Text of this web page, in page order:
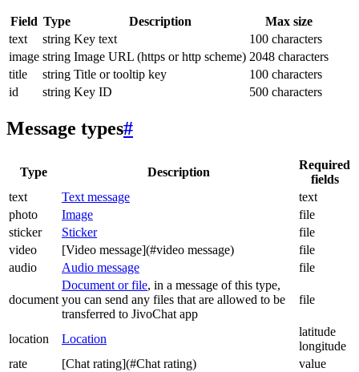
Field Type Description
Max size
text
string Key text
100 characters
image string Image URL (https or http scheme) 2048 characters
title
string Title or tooltip key
100 characters
id
string Key ID 500 characters
Message types#
Type Description
Required
fields
text
Text message
text
photo
Image
file
sticker
Sticker
file
video
[Video message](#video message)
file
audio
Audio message file
document
Document or file, in a message of this type,
you can send any files that are allowed to be
transferred to JivoChat app
file
location Location
latitude
longitude
rate
[Chat rating](#Chat rating)
value